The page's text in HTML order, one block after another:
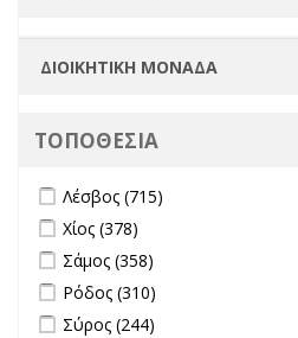
ΤΟΠΟΘΕΣΙΑ
Apply Λέσβος filter
Λέσβος (715)
Apply Χίος filter
Χίος (378)
Apply Σάμος filter
Σάμος (358)
Apply Ρόδος filter
Ρόδος (310)
Apply Σύρος filter
Σύρος (244)